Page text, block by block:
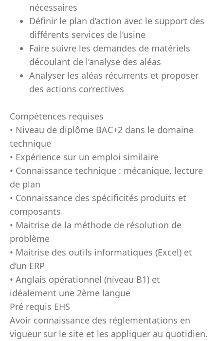
nécessaires
Définir le plan d’action avec le support des
différents services de l’usine
Faire suivre les demandes de matériels
découlant de l’analyse des aléas
Analyser les aléas récurrents et proposer
des actions correctives
Compétences requises
• Niveau de diplôme BAC+2 dans le domaine
technique
• Expérience sur un emploi similaire
• Connaissance technique : mécanique, lecture
de plan
• Connaissance des spécificités produits et
composants
• Maitrise de la méthode de résolution de
problème
• Maitrise des outils informatiques (Excel) et
d’un ERP
• Anglais opérationnel (niveau B1) et
idéalement une 2ème langue
Pré requis EHS
Avoir connaissance des réglementations en
vigueur sur le site et les appliquer au quotidien.